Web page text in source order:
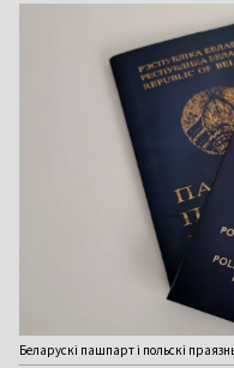
Беларускі пашпарт і польскі